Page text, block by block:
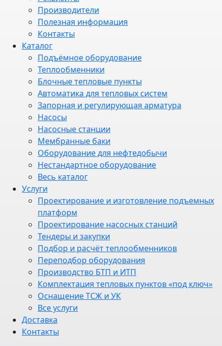
Производители
Полезная информация
Контакты
Каталог
Подъёмное оборудование
Теплообменники
Блочные тепловые пункты
Автоматика для тепловых систем
Запорная и регулирующая арматура
Насосы
Насосные станции
Мембранные баки
Оборудование для нефтедобычи
Нестандартное оборудование
Весь каталог
Услуги
Проектирование и изготовление подъемных
платформ
Проектирование насосных станций
Тендеры и закупки
Подбор и расчёт теплообменников
Переподбор оборудования
Производство БТП и ИТП
Комплектация тепловых пунктов «под ключ»
Оснащение ТСЖ и УК
Все услуги
Доставка
Контакты